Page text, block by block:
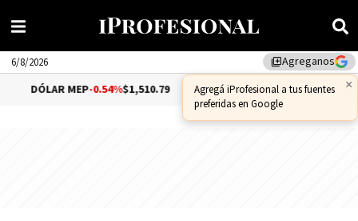
library_addAgreganos
×
Agregá iProfesional a tus fuentes
preferidas en Google
6/8/2026
DÓLAR MEP-0.54%$1,510.79 DÓLAR CCL-0.72%